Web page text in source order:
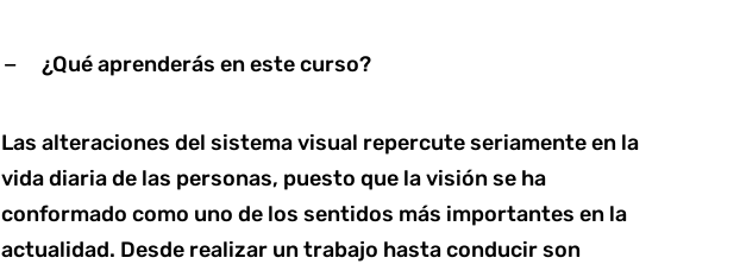
¿Qué aprenderás en este curso?
Las alteraciones del sistema visual repercute seriamente en la
vida diaria de las personas, puesto que la visión se ha
conformado como uno de los sentidos más importantes en la
actualidad. Desde realizar un trabajo hasta conducir son